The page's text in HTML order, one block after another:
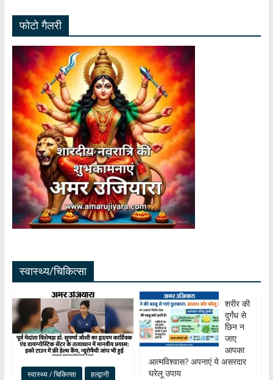
फोटो गैलरी
स्वास्थ्य/चिकित्सा
स्वास्थ्य / चिकित्सा हल्द्वानी
शरीर की
दुर्गंध से
छिन न
जाए
आपका
आत्मविश्वास? अपनाएं ये असरदार
घरेलू उपाय